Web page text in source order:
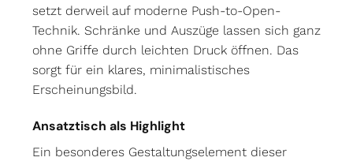
setzt derweil auf moderne Push-to-Open-
Technik. Schränke und Auszüge lassen sich ganz
ohne Griffe durch leichten Druck öffnen. Das
sorgt für ein klares, minimalistisches
Erscheinungsbild.
Ansatztisch als Highlight
Ein besonderes Gestaltungselement dieser